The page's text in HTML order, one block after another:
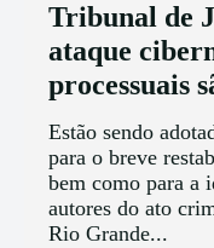
Tribunal de
ataque
processuais
Estão sendo
para o breve
bem como para a
autores do ato
Rio Grande...